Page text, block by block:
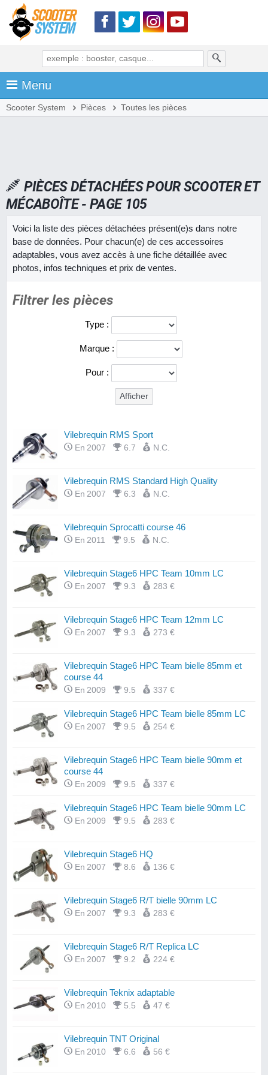
Menu
Scooter System Pièces Toutes les pièces
PIÈCES DÉTACHÉES POUR SCOOTER ET
MÉCABOÎTE - PAGE 105
Voici la liste des pièces détachées présent(e)s dans notre
base de données. Pour chacun(e) de ces accessoires
adaptables, vous avez accès à une fiche détaillée avec
photos, infos techniques et prix de ventes.
Filtrer les pièces
Type :
Marque :
Pour :
Vilebrequin RMS Sport
En 2007 6.7 N.C.
Vilebrequin RMS Standard High Quality
En 2007 6.3 N.C.
Vilebrequin Sprocatti course 46
En 2011 9.5 N.C.
Vilebrequin Stage6 HPC Team 10mm LC
En 2007 9.3 283 €
Vilebrequin Stage6 HPC Team 12mm LC
En 2007 9.3 273 €
Vilebrequin Stage6 HPC Team bielle 85mm et
course 44
En 2009 9.5 337 €
Vilebrequin Stage6 HPC Team bielle 85mm LC
En 2007 9.5 254 €
Vilebrequin Stage6 HPC Team bielle 90mm et
course 44
En 2009 9.5 337 €
Vilebrequin Stage6 HPC Team bielle 90mm LC
En 2009 9.5 283 €
Vilebrequin Stage6 HQ
En 2007 8.6 136 €
Vilebrequin Stage6 R/T bielle 90mm LC
En 2007 9.3 283 €
Vilebrequin Stage6 R/T Replica LC
En 2007 9.2 224 €
Vilebrequin Teknix adaptable
En 2010 5.5 47 €
Vilebrequin TNT Original
En 2010 6.6 56 €